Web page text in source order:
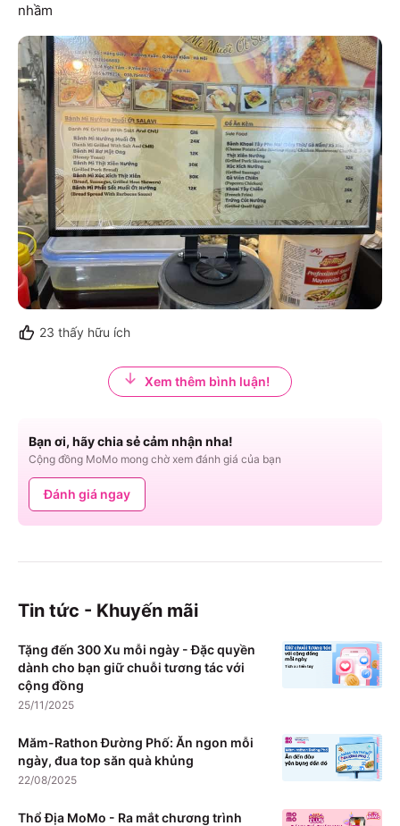
nhầm
23 thấy hữu ích
Xem thêm bình luận!
Bạn ơi, hãy chia sẻ cảm nhận nha!
Cộng đồng MoMo mong chờ xem đánh giá của bạn
Đánh giá ngay
Tin tức - Khuyến mãi
Tặng đến 300 Xu mỗi ngày - Đặc quyền
dành cho bạn giữ chuỗi tương tác với
cộng đồng
25/11/2025
Măm-Rathon Đường Phố: Ăn ngon mỗi
ngày, đua top săn quà khủng
22/08/2025
Thổ Địa MoMo - Ra mắt chương trình